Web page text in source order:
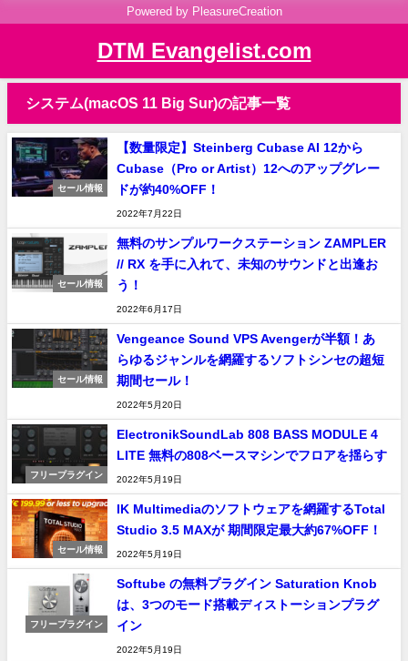
Powered by PleasureCreation
DTM Evangelist.com
システム(macOS 11 Big Sur)の記事一覧
セール情報
【数量限定】Steinberg Cubase AI 12から
Cubase（Pro or Artist）12へのアップグレー
ドが約40%OFF！
2022年7月22日
セール情報
無料のサンプルワークステーション ZAMPLER
// RX を手に入れて、未知のサウンドと出逢お
う！
2022年6月17日
セール情報
Vengeance Sound VPS Avengerが半額！あ
らゆるジャンルを網羅するソフトシンセの超短
期間セール！
2022年5月20日
フリープラグイン
ElectronikSoundLab 808 BASS MODULE 4
LITE 無料の808ベースマシンでフロアを揺らす
2022年5月19日
セール情報
IK Multimediaのソフトウェアを網羅するTotal
Studio 3.5 MAXが 期間限定最大約67%OFF！
2022年5月19日
フリープラグイン
Softube の無料プラグイン Saturation Knob
は、3つのモード搭載ディストーションプラグ
イン
2022年5月19日